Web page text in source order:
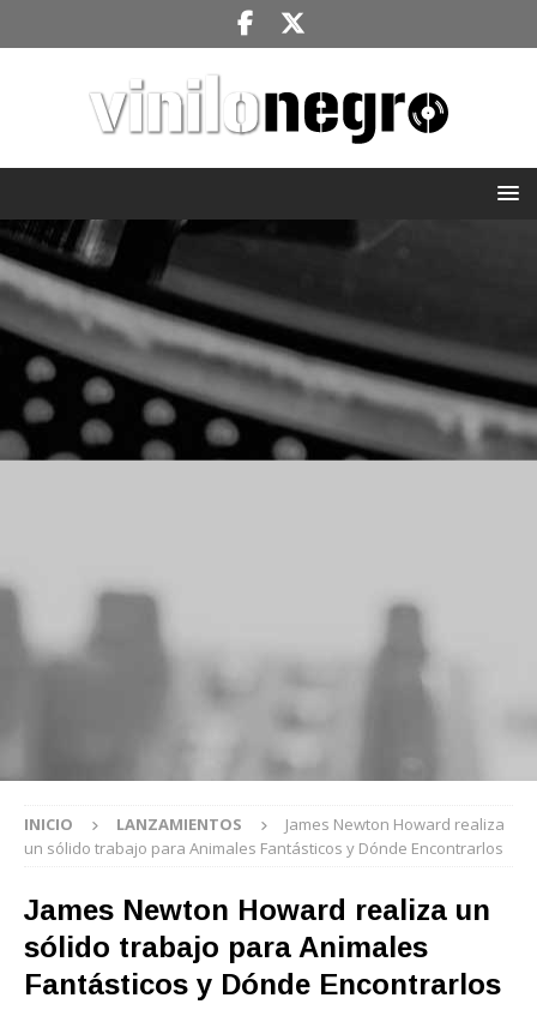
INICIO LANZAMIENTOS
James Newton Howard realiza
un sólido trabajo para Animales Fantásticos y Dónde Encontrarlos
James Newton Howard realiza un
sólido trabajo para Animales
Fantásticos y Dónde Encontrarlos